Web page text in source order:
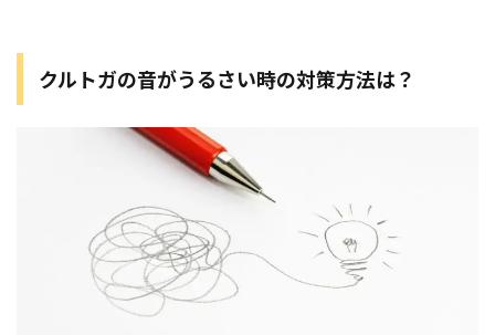
クルトガの音がうるさい時の対策方法は？